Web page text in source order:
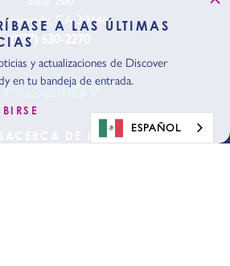
GA 30346
(877) 630-2270
ACERCA DE DUNWOODYBLOG
DE COMUNICACIÓN
A LAS ÚLTIMAS
y actualizaciones de Discover
en tu bandeja de entrada.
ESPAÑOL